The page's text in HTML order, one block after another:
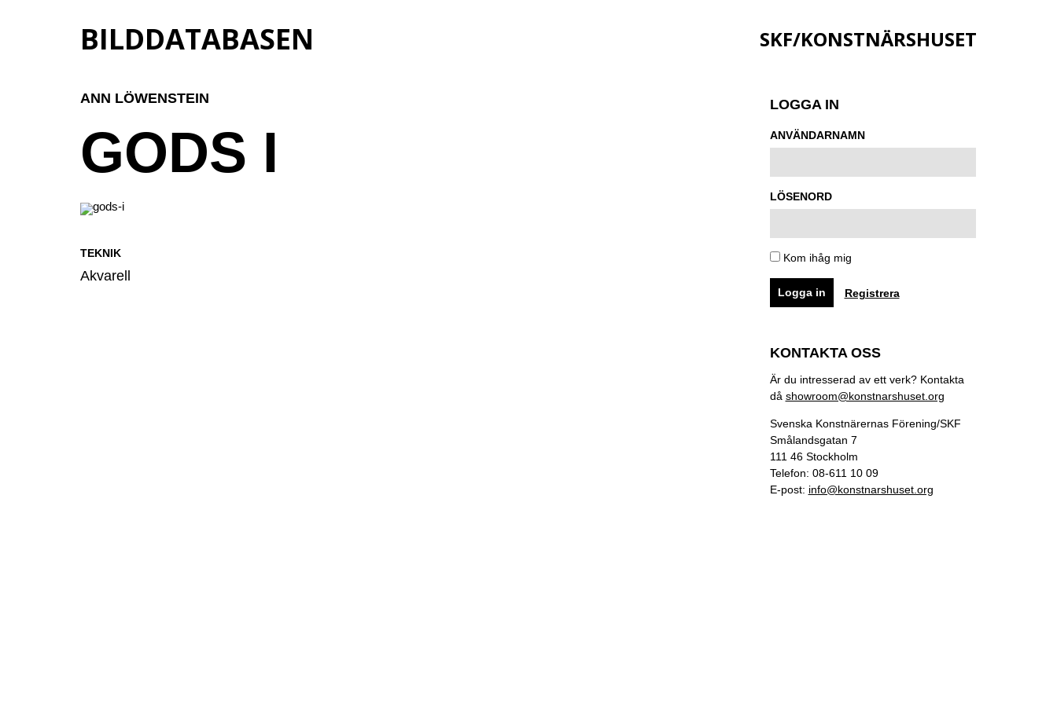
BILDDATABASEN SKF/KONSTNÄRSHUSET
ANN LÖWENSTEIN
GODS I
TEKNIK
Akvarell
LOGGA IN
ANVÄNDARNAMN
LÖSENORD
Kom ihåg mig
Registrera
KONTAKTA OSS
Är du intresserad av ett verk? Kontakta
då showroom@konstnarshuset.org
Svenska Konstnärernas Förening/SKF
Smålandsgatan 7
111 46 Stockholm
Telefon: 08-611 10 09
E-post: info@konstnarshuset.org